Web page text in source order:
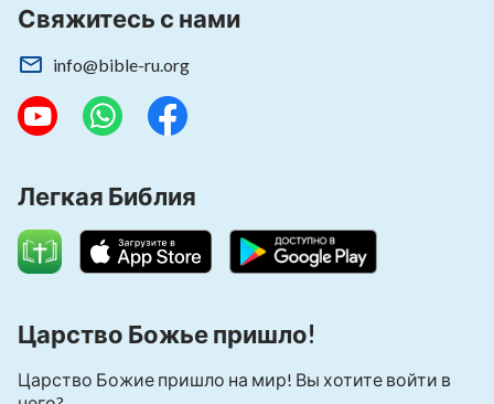
Свяжитесь с нами
info@bible-ru.org
Легкая Библия
Царство Божье пришло!
Царство Божие пришло на мир! Вы хотите войти в